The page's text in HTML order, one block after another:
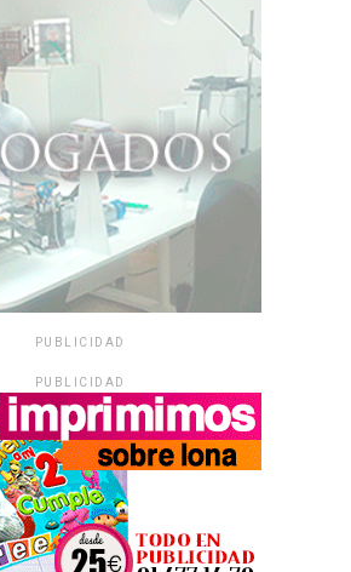
PUBLICIDAD
PUBLICIDAD